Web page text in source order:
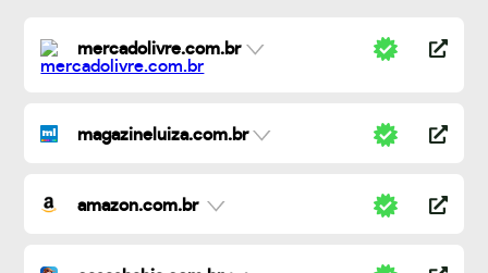
mercadolivre.com.br
magazineluiza.com.br
amazon.com.br